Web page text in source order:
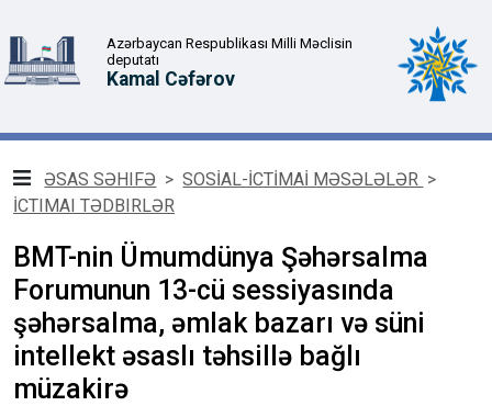
Azərbaycan Respublikası Milli Məclisin
deputatı
Kamal Cəfərov
ƏSAS SƏHIFƏ > SOSİAL-İCTİMAİ MƏSƏLƏLƏR >
İCTIMAI TƏDBIRLƏR
BMT-nin Ümumdünya Şəhərsalma
Forumunun 13-cü sessiyasında
şəhərsalma, əmlak bazarı və süni
intellekt əsaslı təhsillə bağlı
müzakirə